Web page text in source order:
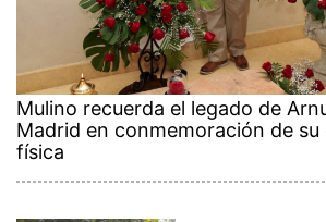
Mulino recuerda el legado de
Madrid en conmemoración de su
física